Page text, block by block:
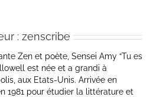
: zenscribe
Zen et poète, Sensei Amy “Tu es
est née et a grandi à
aux Etats-Unis. Arrivée en
1981 pour étudier la littérature et